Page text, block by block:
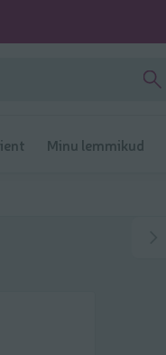
Minu lemmikud